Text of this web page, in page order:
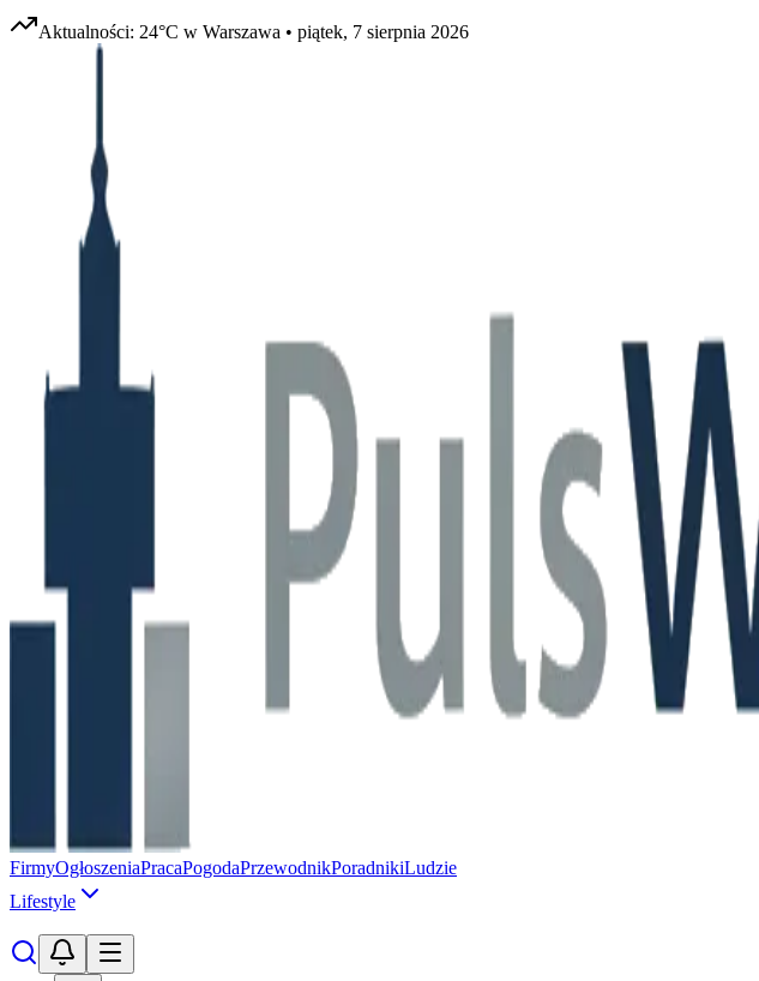
Aktualności: 24°C w Warszawa • piątek, 7 sierpnia 2026
FirmyOgłoszeniaPracaPogodaPrzewodnikPoradnikiLudzie
Lifestyle